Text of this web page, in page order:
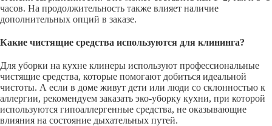
часов. На продолжительность также влияет наличие
дополнительных опций в заказе.
Какие чистящие средства используются для клининга?
Для уборки на кухне клинеры используют профессиональные
чистящие средства, которые помогают добиться идеальной
чистоты. А если в доме живут дети или люди со склонностью к
аллергии, рекомендуем заказать эко-уборку кухни, при которой
используются гипоаллергенные средства, не оказывающие
влияния на состояние дыхательных путей.